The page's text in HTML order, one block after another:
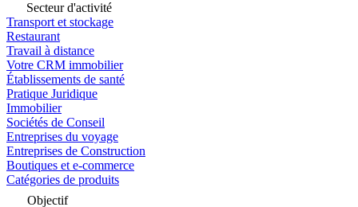
Secteur d'activité
Transport et stockage
Restaurant
Travail à distance
Votre CRM immobilier
Établissements de santé
Pratique Juridique
Immobilier
Sociétés de Conseil
Entreprises du voyage
Entreprises de Construction
Boutiques et e-commerce
Catégories de produits
Objectif